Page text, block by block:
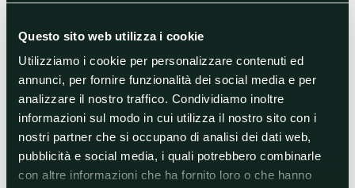
Questo sito web utilizza i cookie
Utilizziamo i cookie per personalizzare contenuti ed
annunci, per fornire funzionalità dei social media e per
analizzare il nostro traffico. Condividiamo inoltre
informazioni sul modo in cui utilizza il nostro sito con i
nostri partner che si occupano di analisi dei dati web,
pubblicità e social media, i quali potrebbero combinarle
con altre informazioni che ha fornito loro o che hanno
migliori quattro della Serie A.
quarto di finale
21/05/2024 10:40
Playoff Serie C, Juve U23-
Carrarese: analisi e